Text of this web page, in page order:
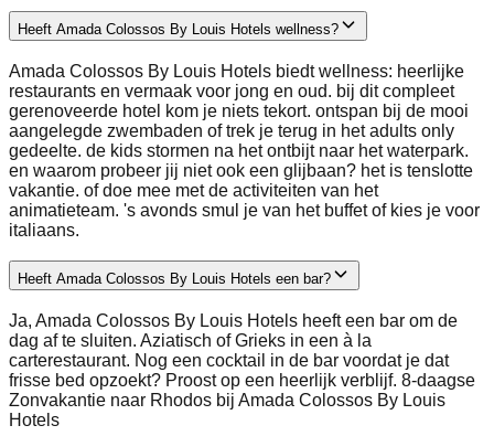
Heeft Amada Colossos By Louis Hotels wellness?
Amada Colossos By Louis Hotels biedt wellness: heerlijke
restaurants en vermaak voor jong en oud. bij dit compleet
gerenoveerde hotel kom je niets tekort. ontspan bij de mooi
aangelegde zwembaden of trek je terug in het adults only
gedeelte. de kids stormen na het ontbijt naar het waterpark.
en waarom probeer jij niet ook een glijbaan? het is tenslotte
vakantie. of doe mee met de activiteiten van het
animatieteam. 's avonds smul je van het buffet of kies je voor
italiaans.
Heeft Amada Colossos By Louis Hotels een bar?
Ja, Amada Colossos By Louis Hotels heeft een bar om de
dag af te sluiten. Aziatisch of Grieks in een à la
carterestaurant. Nog een cocktail in de bar voordat je dat
frisse bed opzoekt? Proost op een heerlijk verblijf. 8-daagse
Zonvakantie naar Rhodos bij Amada Colossos By Louis
Hotels